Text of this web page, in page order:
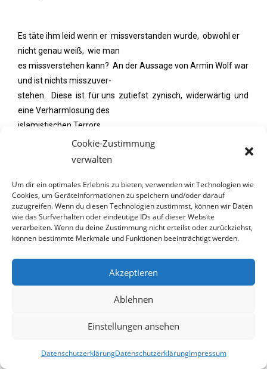
Cookie-Zustimmung
verwalten
Um dir ein optimales Erlebnis zu bieten, verwenden wir Technologien wie
Cookies, um Geräteinformationen zu speichern und/oder darauf
zuzugreifen. Wenn du diesen Technologien zustimmst, können wir Daten
wie das Surfverhalten oder eindeutige IDs auf dieser Website
verarbeiten. Wenn du deine Zustimmung nicht erteilst oder zurückziehst,
können bestimmte Merkmale und Funktionen beeinträchtigt werden.
Akzeptieren
Ablehnen
Einstellungen ansehen
DatenschutzerklärungDatenschutzerklärungImpressum
Es täte ihm leid wenn er missverstanden wurde, obwohl er
nicht genau weiß, wie man
es missverstehen kann? An der Aussage von Armin Wolf war
und ist nichts misszuver-
stehen. Diese ist für uns zutiefst zynisch, widerwärtig und
eine Verharmlosung des
islamistischen Terrors.
Informationsvorsprung und ahnt
schon was Europa bevorsteht. Möglicherweise will er sich
mit seiner Aussage seinen
Job in einem künftigen Europa sichern, dass unter radikaler
islamistischer Herrschaft
steht, wenn es den islamistischen Terroristen gelingt ihre
derartige Aussagen zu
öffentlichen Geldern bezahlt